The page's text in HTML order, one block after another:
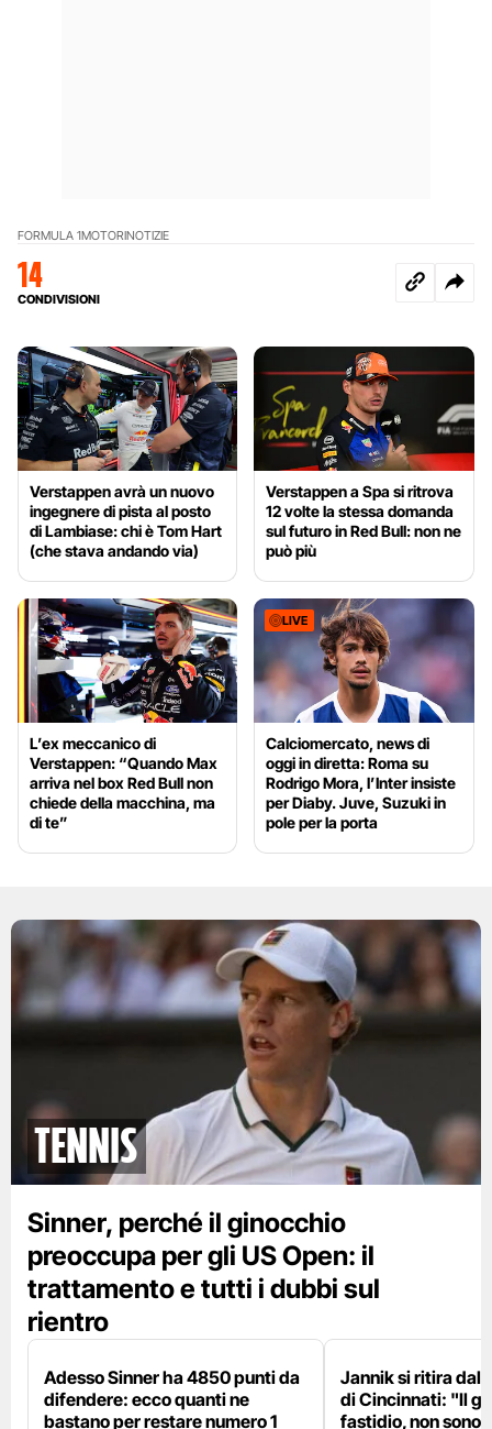
FORMULA 1MOTORINOTIZIE
14
CONDIVISIONI
Verstappen avrà un nuovo
ingegnere di pista al posto
di Lambiase: chi è Tom Hart
(che stava andando via)
Verstappen a Spa si ritrova
12 volte la stessa domanda
sul futuro in Red Bull: non ne
può più
L’ex meccanico di
Verstappen: “Quando Max
arriva nel box Red Bull non
chiede della macchina, ma
di te”
LIVE
Calciomercato, news di
oggi in diretta: Roma su
Rodrigo Mora, l’Inter insiste
per Diaby. Juve, Suzuki in
pole per la porta
tennis
Sinner, perché il ginocchio
preoccupa per gli US Open: il
trattamento e tutti i dubbi sul
rientro
Adesso Sinner ha 4850 punti da
difendere: ecco quanti ne
bastano per restare numero 1
Jannik si ritira dal
di Cincinnati: "Il
fastidio, non sono